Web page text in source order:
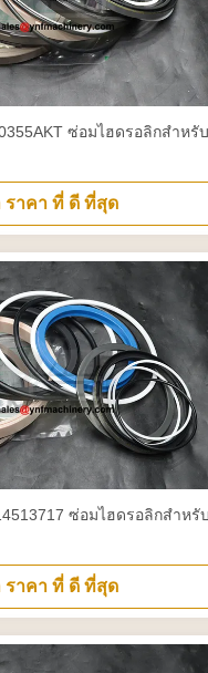
ซ่อมไฮดรอลิกสําหรั
ราคา ที่ ดี ที่สุด
ซ่อมไฮดรอลิกสําหรั
ราคา ที่ ดี ที่สุด